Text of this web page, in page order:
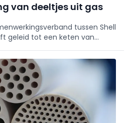
van deeltjes uit gas
tussen Shell
geleid tot een keten van
denken als het
verbeterd als een
was de ...